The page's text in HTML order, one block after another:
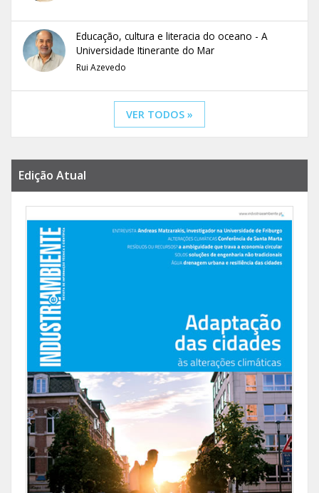
Educação, cultura e literacia do oceano - A
Universidade Itinerante do Mar
Rui Azevedo
VER TODOS »
Edição Atual